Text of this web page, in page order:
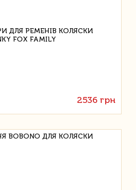
2536 грн
BOBONO ДЛЯ КОЛЯСКИ